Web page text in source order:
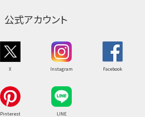
公式アカウント
X Instagram Facebook
Pinterest LINE